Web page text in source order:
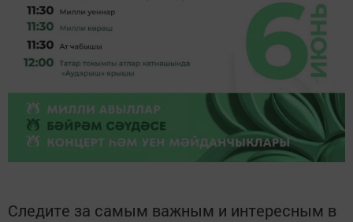
Следите за самым важным и интересным в